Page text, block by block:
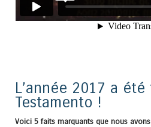
L’année 2017 a
Testamento !
Voici 5 faits marquants que nous